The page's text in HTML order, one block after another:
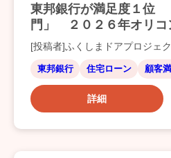
東邦銀行が満足度１位
門」 ２０２６年オリコ
[投稿者]ふくしまドアプロジェ
東邦銀行 住宅ローン 顧客
詳細